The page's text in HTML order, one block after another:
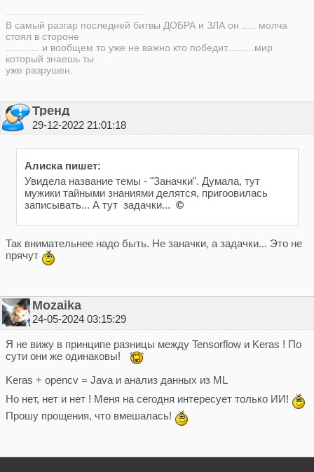
В самый разгар последней битвы ДОБРА и ЗЛА он ..... молча
стоял в стороне
............ и вообщем то уже не важно кто победит..........мир
который знаешь ты
уже разрушен.
Тренд
29-12-2022 21:01:18
Алиска пишет:
Увидела название темы - "Заначки". Думала, тут
мужики тайными знаниями делятся, пригоовилась
записывать... А тут задачки... ©
Так внимательнее надо быть. Не заначки, а задачки... Это не
прячут
Mоzaika
24-05-2024 03:15:29
Я не вижу в принципе разницы между Tensorflow и Keras ! По
сути они же одинаковы!
Keras + opencv = Java и анализ данных из ML
Но нет, нет и нет ! Меня на сегодня интересует только ИИ!
Прошу прощения, что вмешалась!